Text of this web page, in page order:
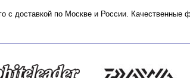
с доставкой по Москве и России. Качественные